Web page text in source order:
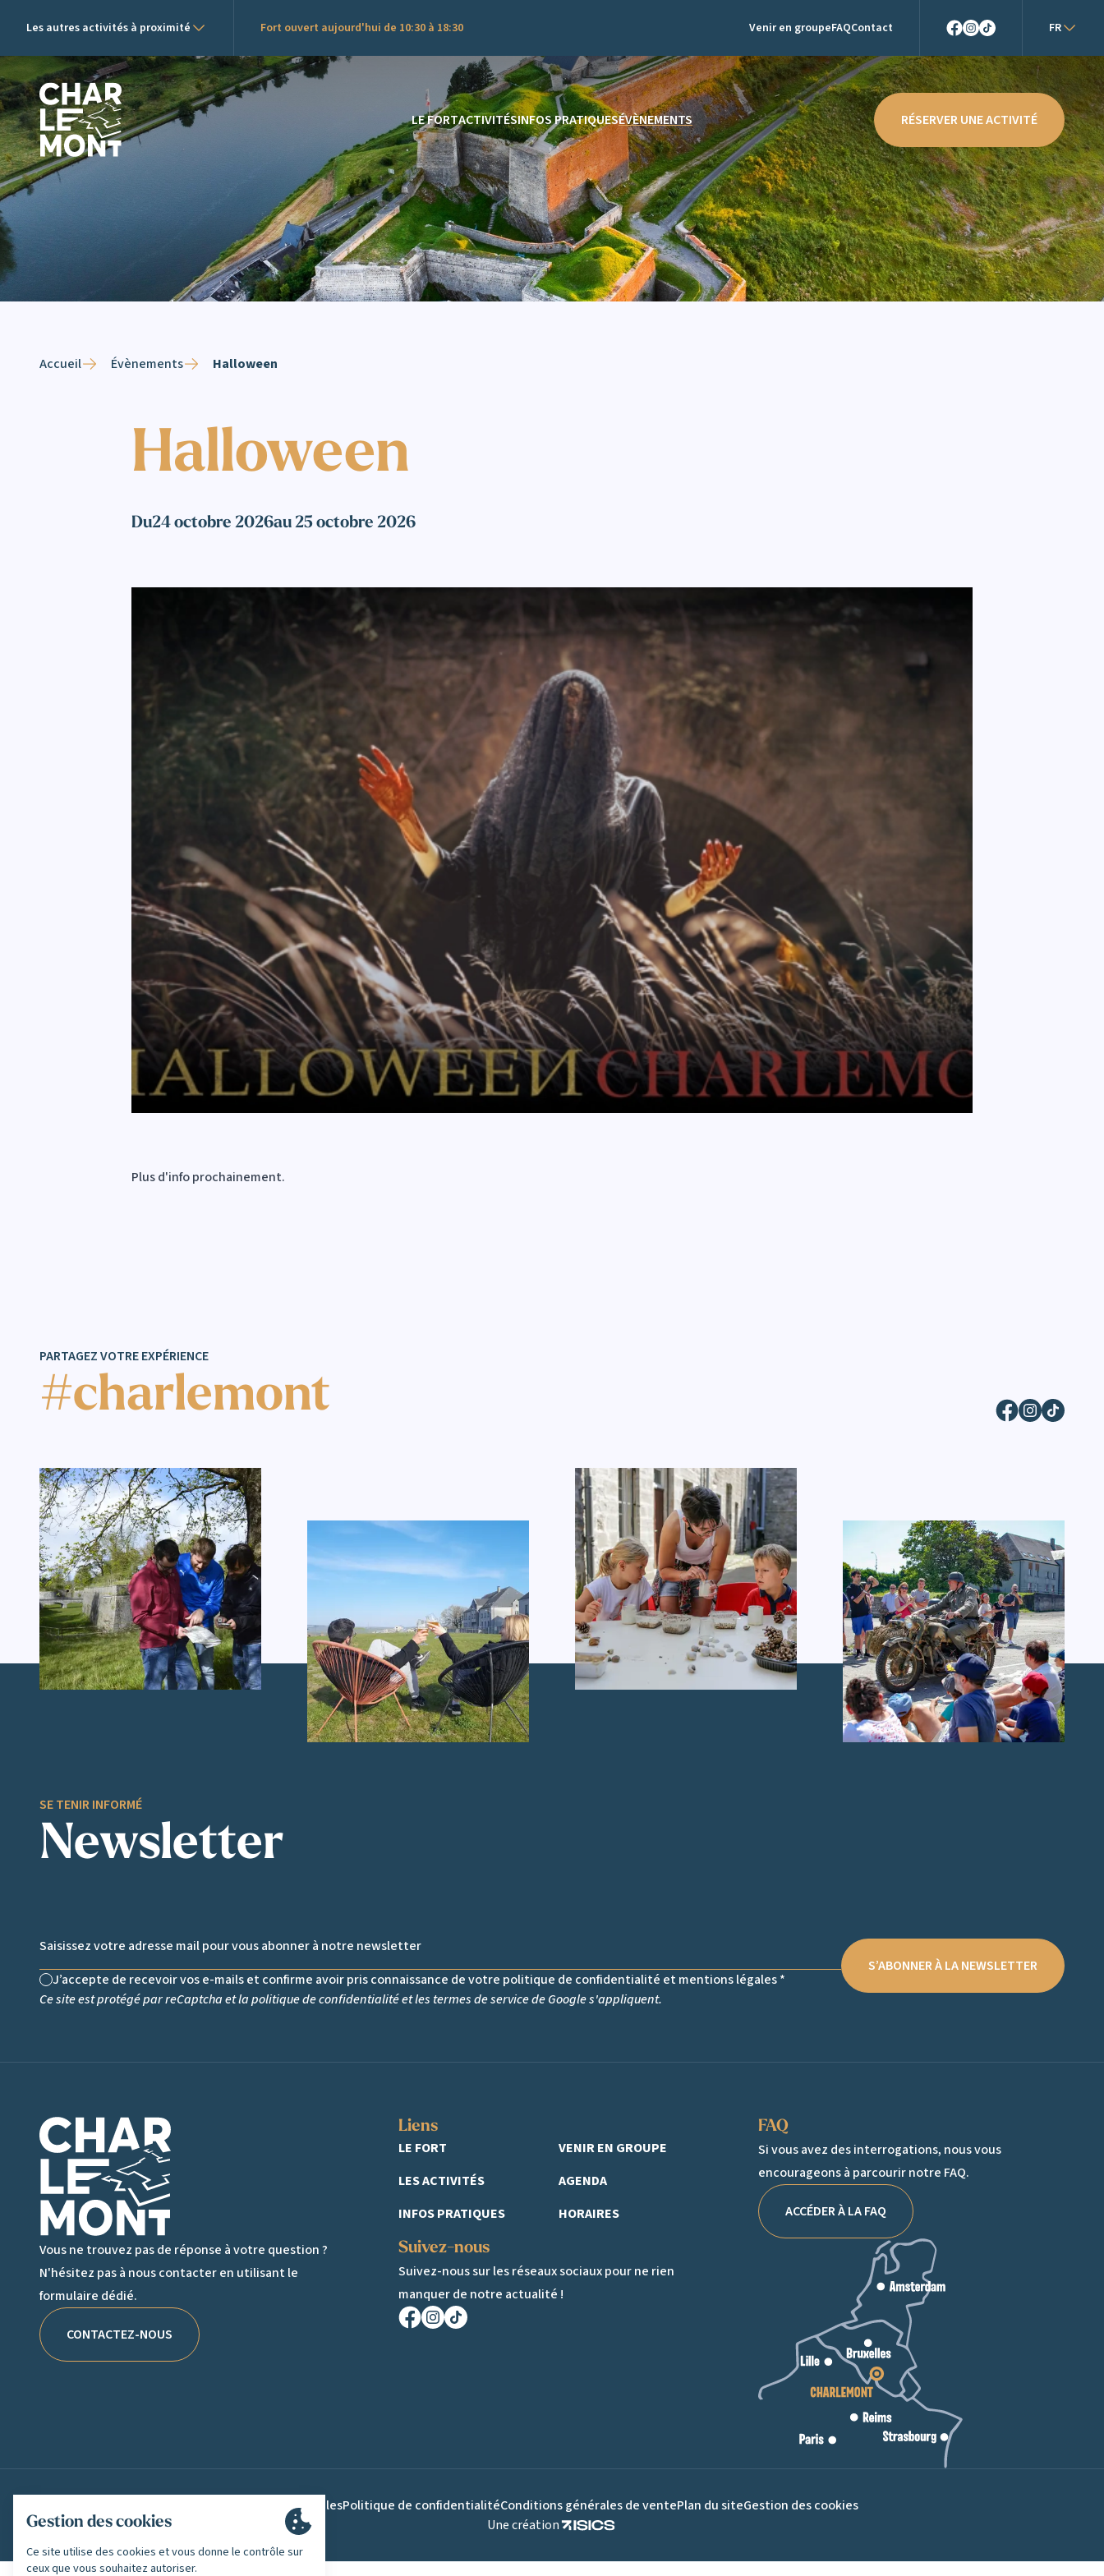
Les autres activités à proximité Fort ouvert aujourd'hui de 10:30 à 18:30 Venir en groupeFAQContact
FR
Logo de Charlemont
LE FORTACTIVITÉSINFOS PRATIQUESÉVÈNEMENTS RÉSERVER UNE ACTIVITÉ
Accueil Évènements Halloween
Halloween
Du24 octobre 2026au 25 octobre 2026
Plus d'info prochainement.
PARTAGEZ VOTRE EXPÉRIENCE
#charlemont
SE TENIR INFORMÉ
Newsletter
Non cochée
J’accepte de recevoir vos e-mails et confirme avoir pris connaissance de votre politique de confidentialité et mentions légales *
Ce site est protégé par reCaptcha et lapolitique de confidentialitéet les termes de servicede Google s'appliquent.
S’ABONNER À LA NEWSLETTER
Logo de Charlemont
Vous ne trouvez pas de réponse à votre question ?
N'hésitez pas à nous contacter en utilisant le
formulaire dédié.
CONTACTEZ-NOUS
Liens
LE FORT
LES ACTIVITÉS
INFOS PRATIQUES
VENIR EN GROUPE
AGENDA
HORAIRES
Suivez-nous
Suivez-nous sur les réseaux sociaux pour ne rien
manquer de notre actualité !
FAQ
Si vous avez des interrogations, nous vous
encourageons à parcourir notre FAQ.
ACCÉDER À LA FAQ
Mentions légalesPolitique de confidentialitéConditions générales de ventePlan du siteGestion des cookies
Une création